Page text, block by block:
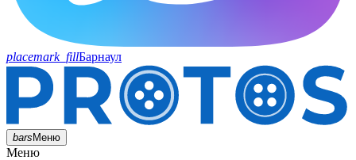
placemark_fillБарнаул
barsМеню
Меню